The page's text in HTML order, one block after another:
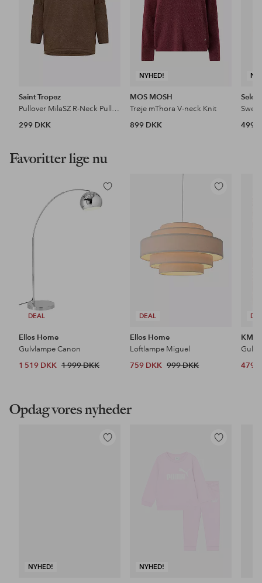
Saint Tropez
Pullover MilaSZ R-Neck Pullover
299 DKK
NYHED!
MOS MOSH
Trøje mThora V-neck Knit
899 DKK
499
Favoritter lige nu
DEAL
Tilføj
til
Ellos Home
Gulvlampe Canon
1 519 DKK 1 999 DKK
DEAL
Tilføj
Ellos Home
Loftlampe Miguel
759 DKK 999 DKK
KM
479
Opdag vores nyheder
NYHED!
Tilføj
NYHED!
Tilføj